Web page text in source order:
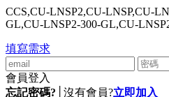
CCS,CU-LNSP2,CU-LNSP,CU-
GL,CU-LNSP2-300-GL,CU-
填寫需求
會員登入
忘記密碼?
沒有會員?立即加入